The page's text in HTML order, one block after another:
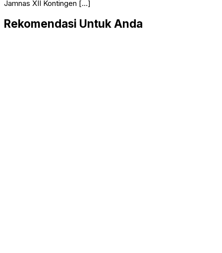
Jamnas XII Kontingen […]
Rekomendasi Untuk Anda